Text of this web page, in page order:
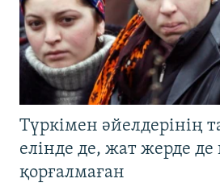
Түркімен әйелдерінің
елінде де, жат жерде
қорғалмаған